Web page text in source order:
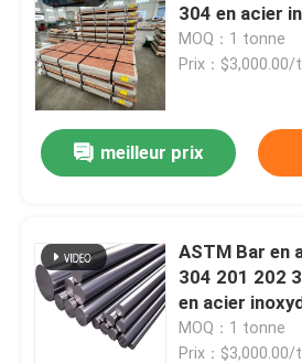
304 en acier
MOQ：1 tonne
Prix：$3,000.00/
meilleur prix
ASTM Bar en
304 201 202
en acier
brillantes
MOQ：1 tonne
Prix：$3,000.00/